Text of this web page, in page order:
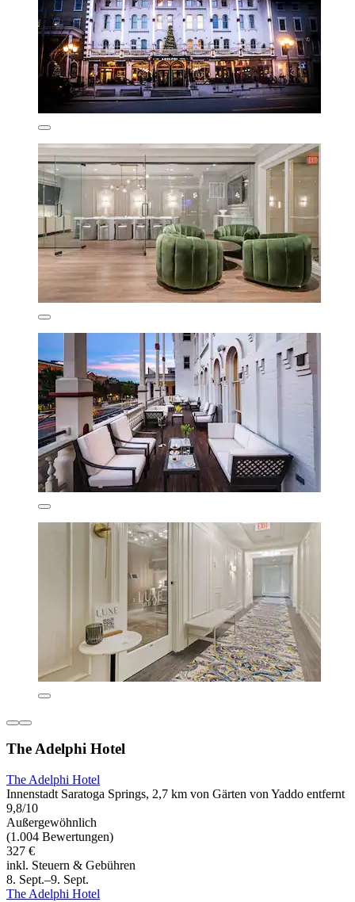
The Adelphi Hotel
The Adelphi Hotel
Innenstadt Saratoga Springs, 2,7 km von Gärten von Yaddo entfernt
9,8/10
Außergewöhnlich
(1.004 Bewertungen)
327 €
inkl. Steuern & Gebühren
8. Sept.–9. Sept.
The Adelphi Hotel